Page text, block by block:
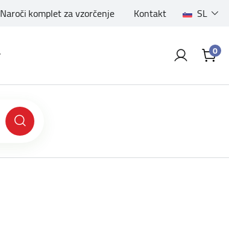
Naroči komplet za vzorčenje Kontakt SL
0